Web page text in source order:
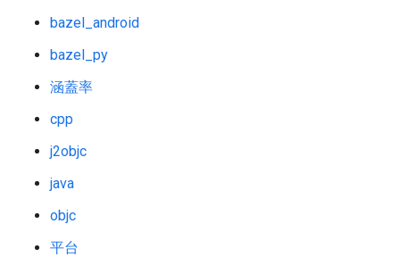
bazel_android
bazel_py
涵蓋率
cpp
j2objc
java
objc
平台